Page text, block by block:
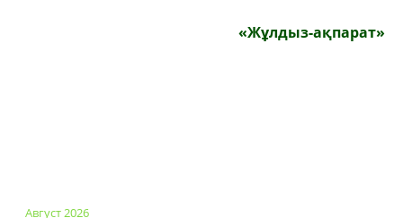
«Жұлдыз-ақпарат»
Август 2026